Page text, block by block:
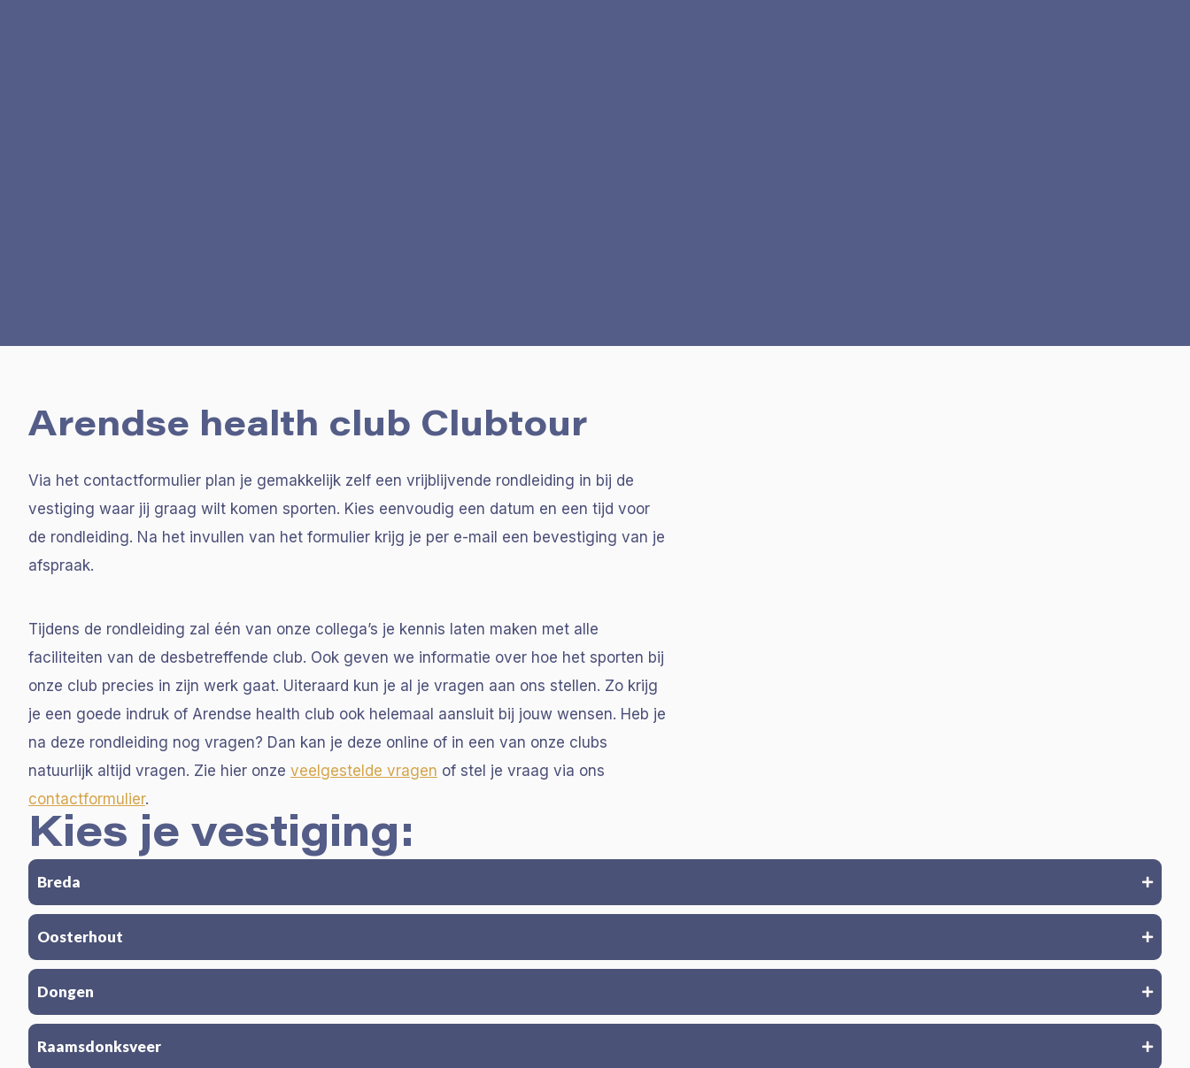
Arendse health club Clubtour
Via het contactformulier plan je gemakkelijk zelf een vrijblijvende rondleiding in bij de
vestiging waar jij graag wilt komen sporten. Kies eenvoudig een datum en een tijd voor
de rondleiding. Na het invullen van het formulier krijg je per e-mail een bevestiging van je
afspraak.
Tijdens de rondleiding zal één van onze collega’s je kennis laten maken met alle
faciliteiten van de desbetreffende club. Ook geven we informatie over hoe het sporten bij
onze club precies in zijn werk gaat. Uiteraard kun je al je vragen aan ons stellen. Zo krijg
je een goede indruk of Arendse health club ook helemaal aansluit bij jouw wensen. Heb je
na deze rondleiding nog vragen? Dan kan je deze online of in een van onze clubs
natuurlijk altijd vragen. Zie hier onze veelgestelde vragen of stel je vraag via ons
contactformulier.
Kies je vestiging:
Breda
Oosterhout
Dongen
Raamsdonksveer